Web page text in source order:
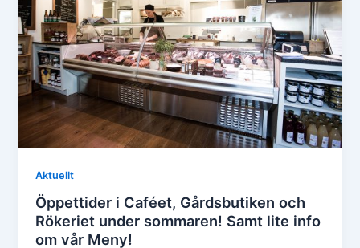
Aktuellt
Öppettider i Caféet, Gårdsbutiken och
Rökeriet under sommaren! Samt lite info
om vår Meny!